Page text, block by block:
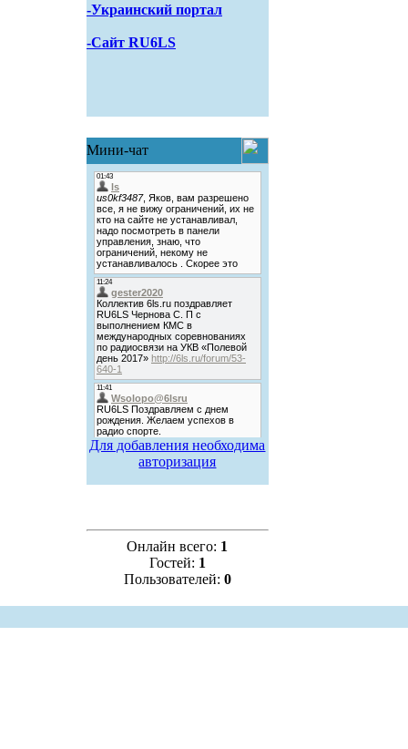
-Украинский портал
-Сайт RU6LS
Мини-чат
Для добавления необходима
авторизация
Онлайн всего: 1
Гостей: 1
Пользователей: 0